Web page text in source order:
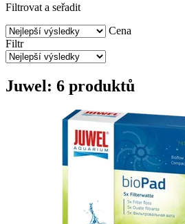
Filtrovat a seřadit
Cena
Filtr
Juwel: 6 produktů